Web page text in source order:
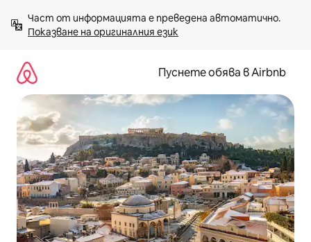
към
съдържанието
Показване на оригиналния език
Пуснете обява в Airbnb